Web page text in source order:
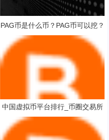
PAG币是什么币？PAG币可以挖？
中国虚拟币平台排行_币圈交易所